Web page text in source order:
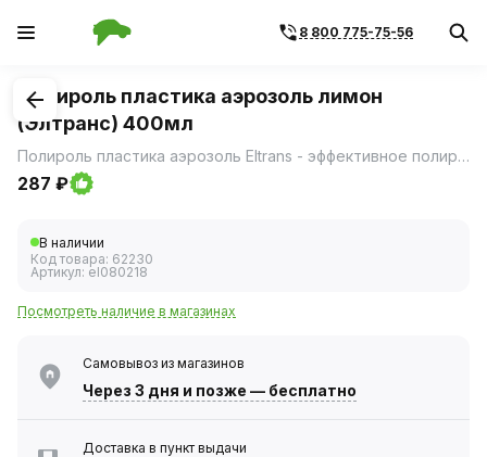
8 800 775-75-56
1/1
Полироль пластика аэрозоль лимон
(Элтранс) 400мл
Полироль пластика аэрозоль Eltrans - эффективное полирующее и очищающее средство для ухода за пластиковыми, виниловыми и резиновыми элементами интерьера автомобиля.
287 ₽
В наличии
Код товара: 62230
Артикул: el080218
Посмотреть наличие в магазинах
Самовывоз из магазинов
Через 3 дня и позже — бесплатно
Доставка в пункт выдачи